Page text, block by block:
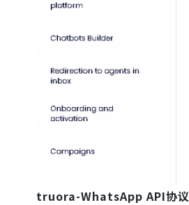
truora-WhatsApp API协议